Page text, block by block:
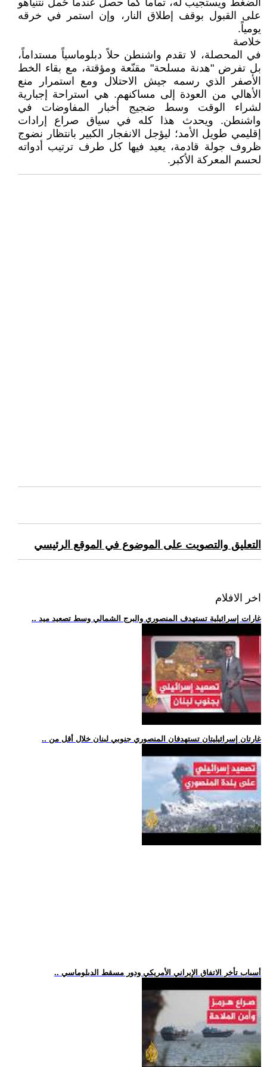
الضغط ويستجيب له، تماماً كما حصل عندما حُمل نتنياهو
على القبول بوقف إطلاق النار، وإن استمر في خرقه
يومياً.
​خلاصة
في المحصلة، لا تقدم واشنطن حلاً دبلوماسياً مستداماً،
بل تفرض "هدنة مسلحة" مقنّعة ومؤقتة، مع بقاء الخط
الأصفر الذي رسمه جيش الاحتلال ومع استمرار منع
الأهالي من العودة إلى مساكنهم. هي استراحة إجبارية
لشراء الوقت وسط ضجيج أخبار المفاوضات في
واشنطن. ويحدث هذا كله في سياق صراع إرادات
إقليمي طويل الأمد؛ ليؤجل الانفجار الكبير بانتظار نضوج
ظروف جولة قادمة، يعيد فيها كل طرف ترتيب أدواته
لحسم المعركة الأكبر.
التعليق والتصويت على الموضوع في الموقع الرئيسي
اخر الافلام
.. غارات إسرائيلية تستهدف المنصوري والبرج الشمالي وسط تصعيد ميد
.. غارتان إسرائيليتان تستهدفان المنصوري جنوبي لبنان خلال أقل من
.. أسباب تأخر الاتفاق الإيراني الأمريكي ودور مسقط الدبلوماسي